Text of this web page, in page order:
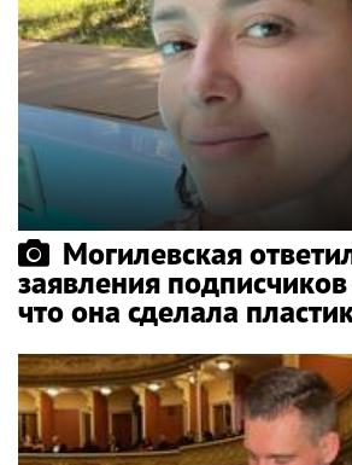
Могилевская
заявления
что она сделала